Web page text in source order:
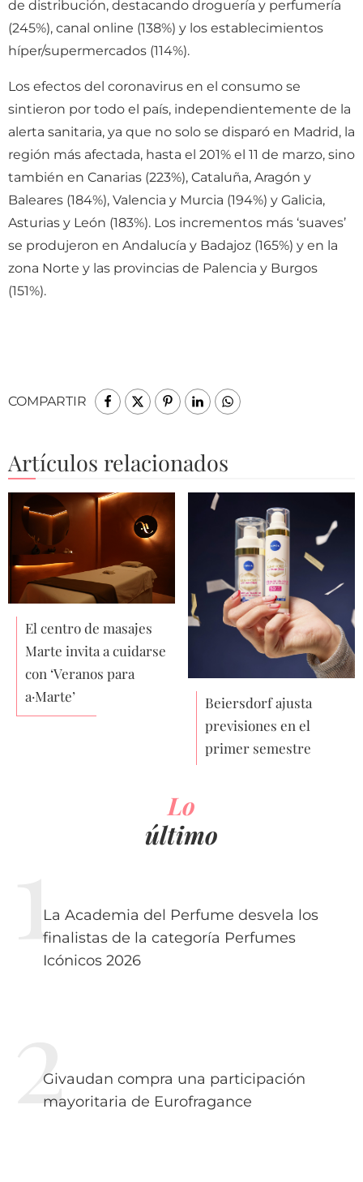
de distribución, destacando droguería y perfumería
(245%), canal online (138%) y los establecimientos
híper/supermercados (114%).
Los efectos del coronavirus en el consumo se
sintieron por todo el país, independientemente de la
alerta sanitaria, ya que no solo se disparó en Madrid, la
región más afectada, hasta el 201% el 11 de marzo, sino
también en Canarias (223%), Cataluña, Aragón y
Baleares (184%), Valencia y Murcia (194%) y Galicia,
Asturias y León (183%). Los incrementos más ‘suaves’
se produjeron en Andalucía y Badajoz (165%) y en la
zona Norte y las provincias de Palencia y Burgos
(151%).
COMPARTIR
Artículos relacionados
El centro de masajes
Marte invita a cuidarse
con ‘Veranos para
a·Marte’
Beiersdorf ajusta
previsiones en el
primer semestre
Lo
último
La Academia del Perfume desvela los
finalistas de la categoría Perfumes
Icónicos 2026
Givaudan compra una participación
mayoritaria de Eurofragance